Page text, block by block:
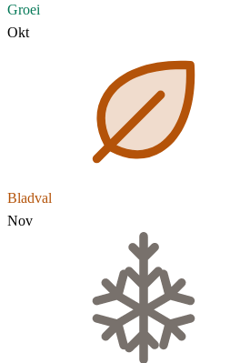
Groei
Okt
Bladval
Nov